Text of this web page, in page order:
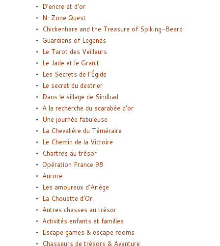
D’encre et d’or
N-Zone Quest
Chickenhare and the Treasure of Spiking-Beard
Guardians of Legends
Le Tarot des Veilleurs
Le Jade et le Granit
Les Secrets de l’Égide
Le secret du destrier
Dans le sillage de Sindbad
A la recherche du scarabée d’or
Une journée fabuleuse
La Chevalière du Téméraire
Le Chemin de la Victoire
Chartres au trésor
Opération France 98
Aurore
Les amoureux d’Ariège
La Chouette d’Or
Autres chasses au trésor
Activités enfants et familles
Escape games & escape rooms
Chasseurs de trésors & Aventure